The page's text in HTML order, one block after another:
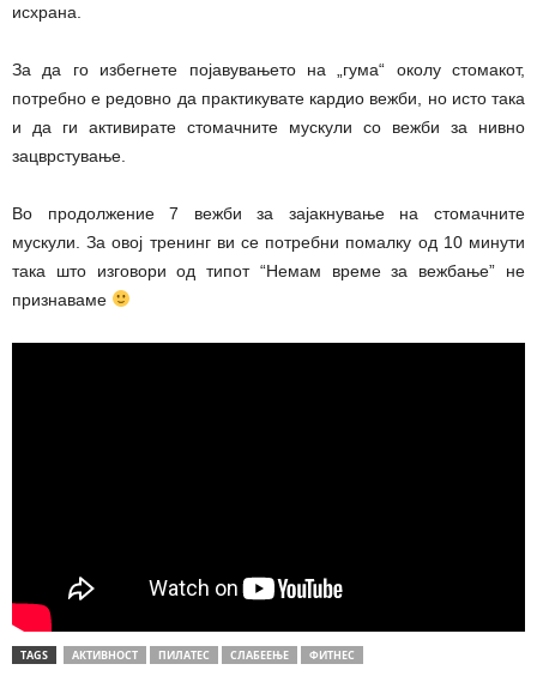
исхрана.
За да го избегнете појавувањето на „гума“ околу стомакот,
потребно е редовно да практикувате кардио вежби, но исто така
и да ги активирате стомачните мускули со вежби за нивно
зацврстување.
Во продолжение 7 вежби за зајакнување на стомачните
мускули. За овој тренинг ви се потребни помалку од 10 минути
така што изговори од типот “Немам време за вежбање” не
признаваме
TAGS АКТИВНОСТ ПИЛАТЕС СЛАБЕЕЊЕ ФИТНЕС